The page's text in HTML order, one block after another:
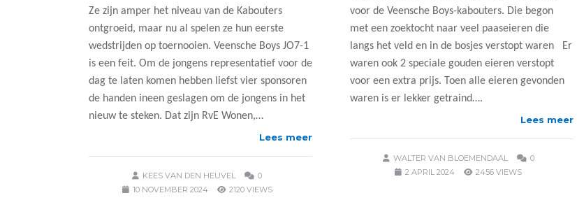
Ze zijn amper het niveau van de Kabouters
ontgroeid, maar nu al spelen ze hun eerste
wedstrijden op toernooien. Veensche Boys JO7-1
is een feit. Om de jongens representatief voor de
dag te laten komen hebben liefst vier sponsoren
de handen ineen geslagen om de jongens in het
nieuw te steken. Dat zijn RvE Wonen,…
Lees meer
KEES VAN DEN HEUVEL
0
10 NOVEMBER 2024
2120 VIEWS
voor de Veensche Boys-kabouters. Die begon
met een zoektocht naar veel paaseieren die
langs het veld en in de bosjes verstopt waren Er
waren ook 2 speciale gouden eieren verstopt
voor een extra prijs. Toen alle eieren gevonden
waren is er lekker getraind….
Lees meer
WALTER VAN BLOEMENDAAL
0
2 APRIL 2024
2456 VIEWS